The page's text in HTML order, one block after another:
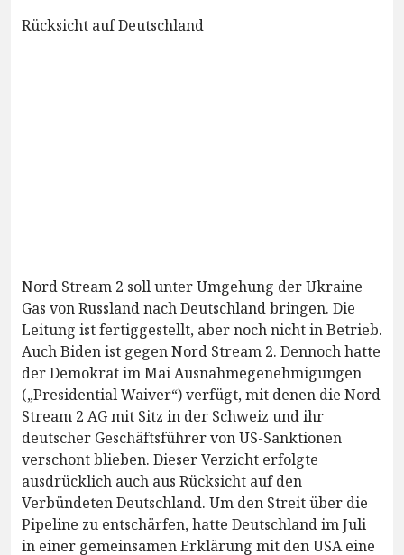
Rücksicht auf Deutschland
Nord Stream 2 soll unter Umgehung der Ukraine
Gas von Russland nach Deutschland bringen. Die
Leitung ist fertiggestellt, aber noch nicht in Betrieb.
Auch Biden ist gegen Nord Stream 2. Dennoch hatte
der Demokrat im Mai Ausnahmegenehmigungen
(„Presidential Waiver“) verfügt, mit denen die Nord
Stream 2 AG mit Sitz in der Schweiz und ihr
deutscher Geschäftsführer von US-Sanktionen
verschont blieben. Dieser Verzicht erfolgte
ausdrücklich auch aus Rücksicht auf den
Verbündeten Deutschland. Um den Streit über die
Pipeline zu entschärfen, hatte Deutschland im Juli
in einer gemeinsamen Erklärung mit den USA eine